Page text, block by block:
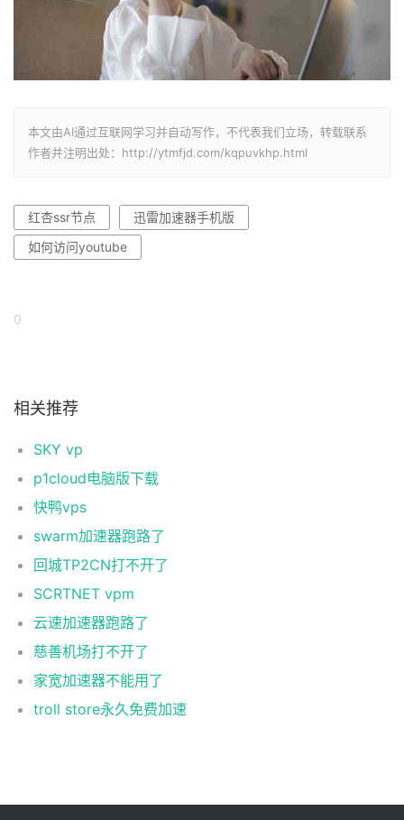
本文由AI通过互联网学习并自动写作，不代表我们立场，转载联系
作者并注明出处：http://ytmfjd.com/kqpuvkhp.html
红杏ssr节点
迅雷加速器手机版
如何访问youtube
0
相关推荐
SKY vp
p1cloud电脑版下载
快鸭vps
swarm加速器跑路了
回城TP2CN打不开了
SCRTNET vpm
云速加速器跑路了
慈善机场打不开了
家宽加速器不能用了
troll store永久免费加速